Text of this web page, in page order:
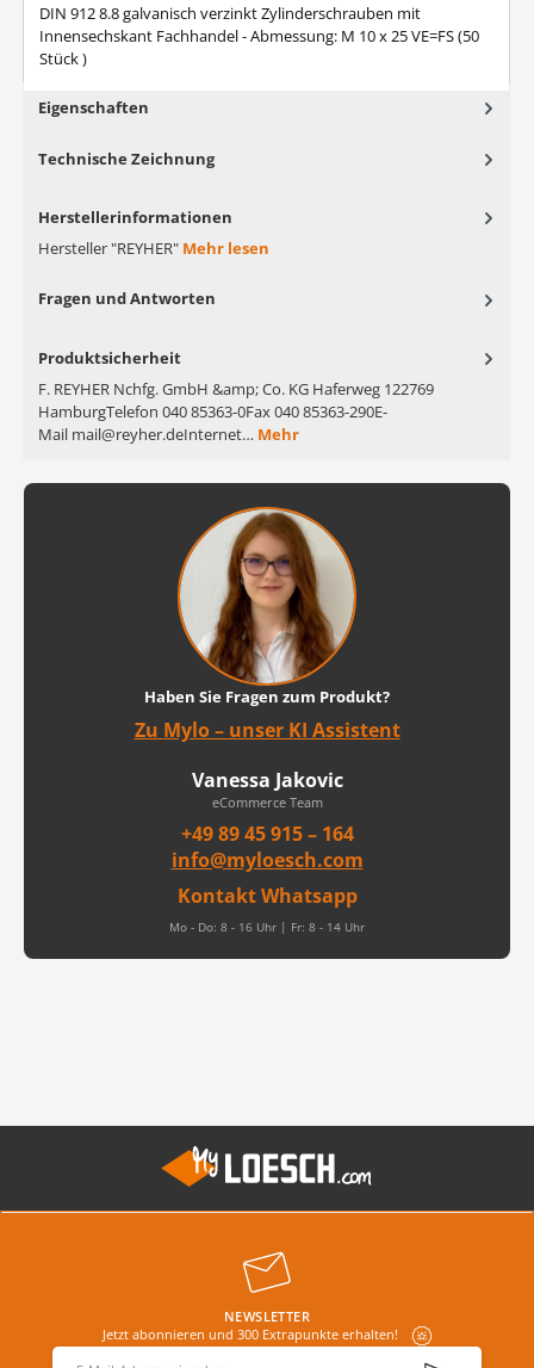
DIN 912 8.8 galvanisch verzinkt Zylinderschrauben mit
Innensechskant Fachhandel - Abmessung: M 10 x 25 VE=FS (50
Stück )
Eigenschaften
Technische Zeichnung
Herstellerinformationen
Hersteller "REYHER" Mehr lesen
Fragen und Antworten
Produktsicherheit
F. REYHER Nchfg. GmbH &amp; Co. KG Haferweg 122769
HamburgTelefon 040 85363-0Fax 040 85363-290E-
Mail mail@reyher.deInternet… Mehr
Haben Sie Fragen zum Produkt?
Zu Mylo – unser KI Assistent
Vanessa Jakovic
eCommerce Team
+49 89 45 915 – 164
info@myloesch.com
Kontakt Whatsapp
Mo - Do: 8 - 16 Uhr | Fr: 8 - 14 Uhr
NEWSLETTER
Jetzt abonnieren und 300 Extrapunkte erhalten!
E-Mail-Adresse